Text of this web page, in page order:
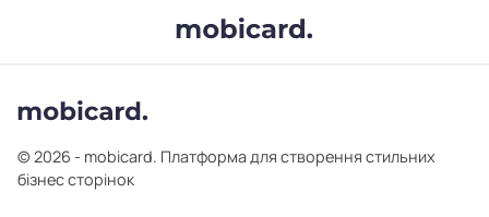
© 2026 - mobicard. Платформа для створення стильних
бізнес сторінок